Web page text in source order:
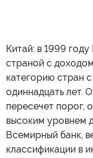
Китай: в 1999
страной с
категорию стран
одиннадцать лет.
пересечет порог,
высоким уровнем
Всемирный банк,
классификации в